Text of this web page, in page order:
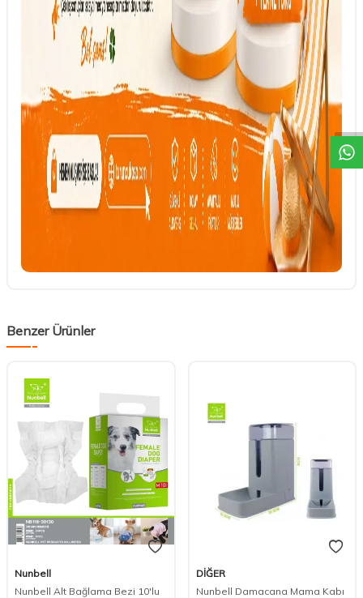
DESTEK
Benzer Ürünler
Nunbell
Nunbell Alt Bağlama Bezi 10'lu
DİĞER
Nunbell Damacana Mama Kabı